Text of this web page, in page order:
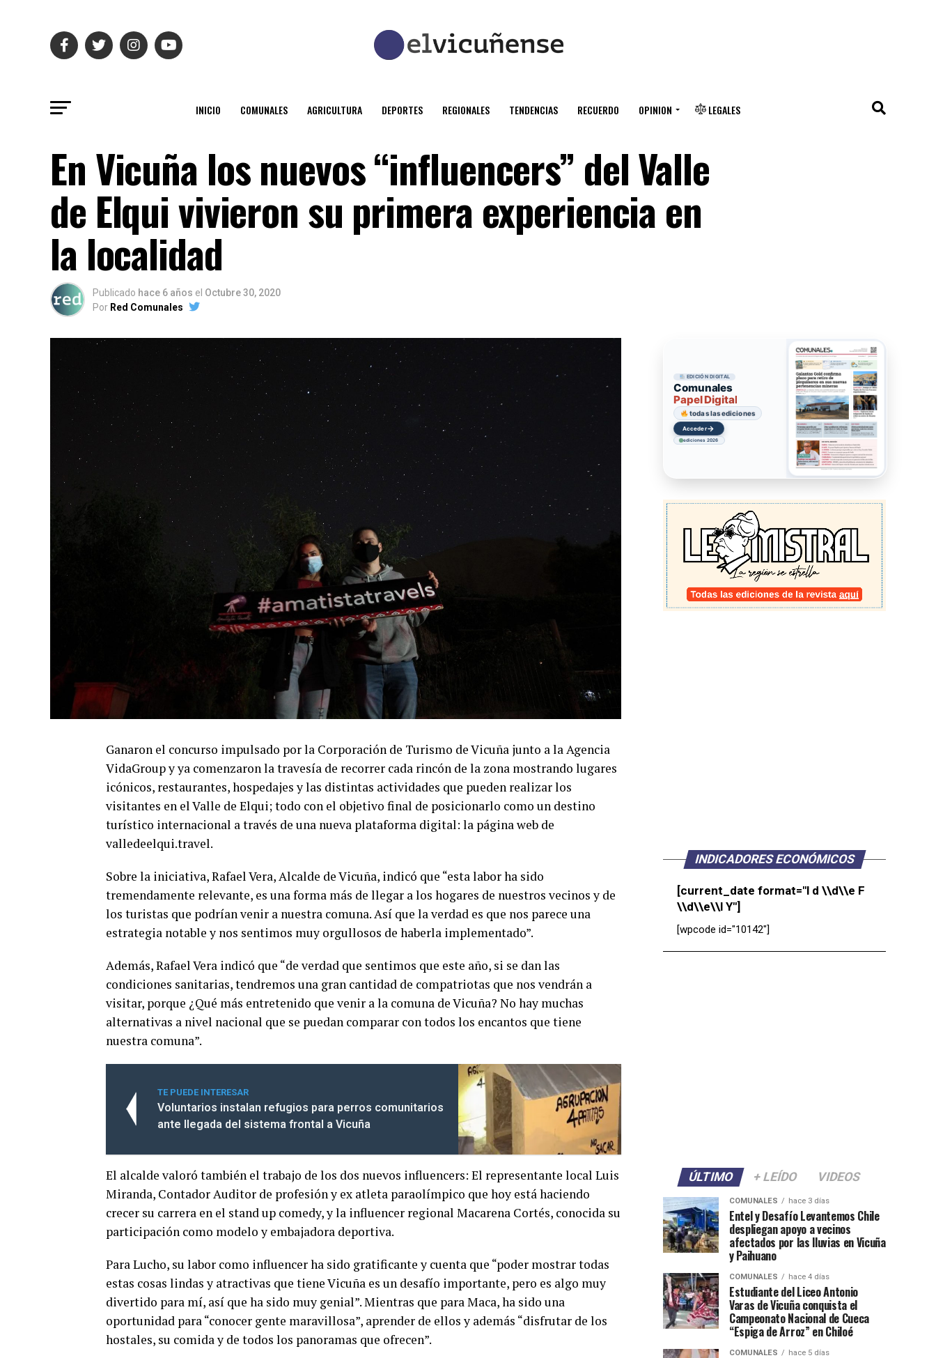
INICIO COMUNALES AGRICULTURA DEPORTES REGIONALES TENDENCIAS RECUERDO OPINION LEGALES
En Vicuña los nuevos “influencers” del Valle
de Elqui vivieron su primera experiencia en
la localidad
Publicado hace 6 años el Octubre 30, 2020
Por Red Comunales
Ganaron el concurso impulsado por la Corporación de Turismo de Vicuña junto a la Agencia
VidaGroup y ya comenzaron la travesía de recorrer cada rincón de la zona mostrando lugares
icónicos, restaurantes, hospedajes y las distintas actividades que pueden realizar los
visitantes en el Valle de Elqui; todo con el objetivo final de posicionarlo como un destino
turístico internacional a través de una nueva plataforma digital: la página web de
valledeelqui.travel.
Sobre la iniciativa, Rafael Vera, Alcalde de Vicuña, indicó que “esta labor ha sido
tremendamente relevante, es una forma más de llegar a los hogares de nuestros vecinos y de
los turistas que podrían venir a nuestra comuna. Así que la verdad es que nos parece una
estrategia notable y nos sentimos muy orgullosos de haberla implementado”.
Además, Rafael Vera indicó que “de verdad que sentimos que este año, si se dan las
condiciones sanitarias, tendremos una gran cantidad de compatriotas que nos vendrán a
visitar, porque ¿Qué más entretenido que venir a la comuna de Vicuña? No hay muchas
alternativas a nivel nacional que se puedan comparar con todos los encantos que tiene
nuestra comuna”.
TE PUEDE INTERESAR
Voluntarios instalan refugios para perros comunitarios
ante llegada del sistema frontal a Vicuña
El alcalde valoró también el trabajo de los dos nuevos influencers: El representante local Luis
Miranda, Contador Auditor de profesión y ex atleta paraolímpico que hoy está haciendo
crecer su carrera en el stand up comedy, y la influencer regional Macarena Cortés, conocida su
participación como modelo y embajadora deportiva.
Para Lucho, su labor como influencer ha sido gratificante y cuenta que “poder mostrar todas
estas cosas lindas y atractivas que tiene Vicuña es un desafío importante, pero es algo muy
divertido para mí, así que ha sido muy genial”. Mientras que para Maca, ha sido una
oportunidad para “conocer gente maravillosa”, aprender de ellos y además “disfrutar de los
hostales, su comida y de todos los panoramas que ofrecen”.
EDICIÓN DIGITAL
Comunales
Papel Digital
todas las ediciones
Acceder→
ediciones 2026
INDICADORES ECONÓMICOS
[current_date format="l d \\d\\e F
\\d\\e\\l Y"]
[wpcode id="10142"]
ÚLTIMO + LEÍDO VIDEOS
COMUNALES hace 3 días
Entel y Desafío Levantemos Chile
despliegan apoyo a vecinos
afectados por las lluvias en Vicuña
y Paihuano
COMUNALES hace 4 días
Estudiante del Liceo Antonio
Varas de Vicuña conquista el
Campeonato Nacional de Cueca
“Espiga de Arroz” en Chiloé
COMUNALES hace 5 días